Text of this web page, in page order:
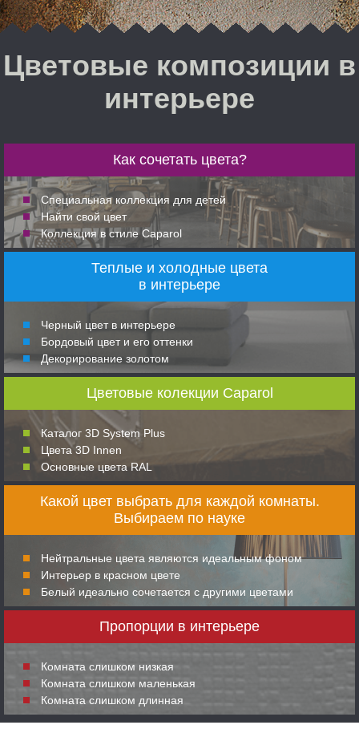
Цветовые композиции в
интерьере
Как сочетать цвета?
Специальная коллекция для детей
Найти свой цвет
Коллекция в стиле Caparol
Теплые и холодные цвета
в интерьере
Черный цвет в интерьере
Бордовый цвет и его оттенки
Декорирование золотом
Цветовые колекции Caparol
Каталог 3D System Plus
Цвета 3D Innen
Основные цвета RAL
Какой цвет выбрать для каждой комнаты.
Выбираем по науке
Нейтральные цвета являются идеальным фоном
Интерьер в красном цвете
Белый идеально сочетается с другими цветами
Пропорции в интерьере
Комната слишком низкая
Комната слишком маленькая
Комната слишком длинная